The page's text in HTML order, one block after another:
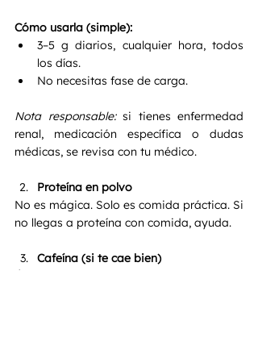
Cómo usarla (simple):
3–5 g diarios, cualquier hora, todos
los días.
No necesitas fase de carga.
Nota responsable: si tienes enfermedad
renal, medicación específica o dudas
médicas, se revisa con tu médico.
Proteína en polvo
No es mágica. Solo es comida práctica. Si
no llegas a proteína con comida, ayuda.
Cafeína (si te cae bien)